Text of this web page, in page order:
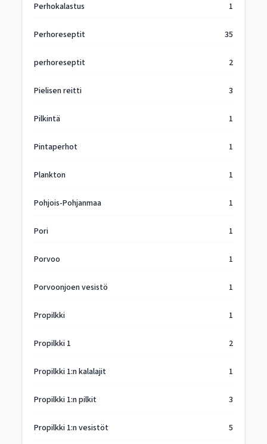
Perhokalastus 1
Perhoreseptit 35
perhoreseptit 2
Pielisen reitti 3
Pilkintä 1
Pintaperhot 1
Plankton 1
Pohjois-Pohjanmaa 1
Pori 1
Porvoo 1
Porvoonjoen vesistö 1
Propilkki 1
Propilkki 1 2
Propilkki 1:n kalalajit 1
Propilkki 1:n pilkit 3
Propilkki 1:n vesistöt 5